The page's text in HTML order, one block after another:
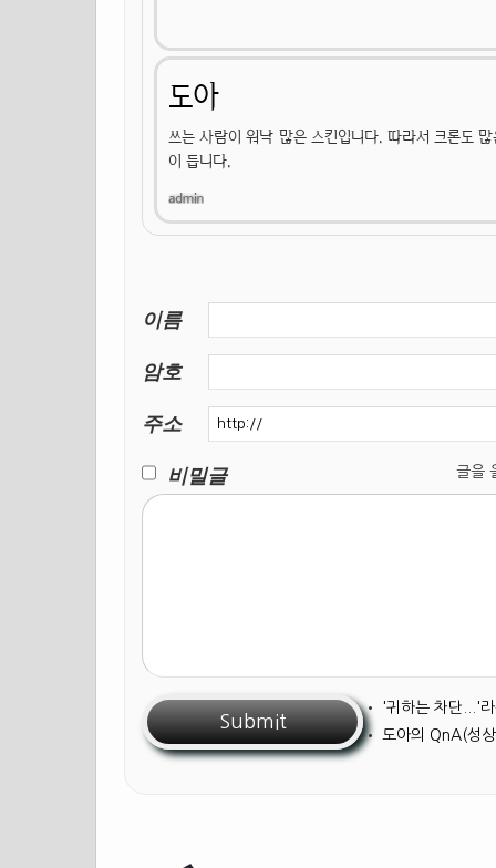
도아
쓰는 사람이 워낙 많은 스킨입니다. 따라서 크론도
이 듭니다.
이름
암호
주소
비밀글
글을
• '귀하는 차단...'
• 도아의 QnA(성